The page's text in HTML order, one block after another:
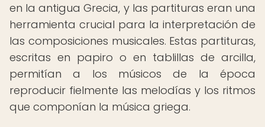
en la antigua Grecia, y las partituras eran una
herramienta crucial para la interpretación de
las composiciones musicales. Estas partituras,
escritas en papiro o en tablillas de arcilla,
permitían a los músicos de la época
reproducir fielmente las melodías y los ritmos
que componían la música griega.